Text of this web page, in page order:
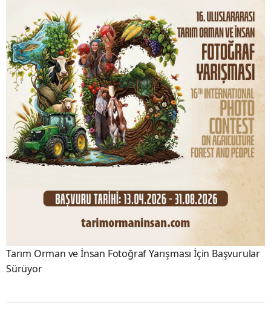
Tarım Orman ve İnsan Fotoğraf Yarışması İçin Başvurular
Sürüyor